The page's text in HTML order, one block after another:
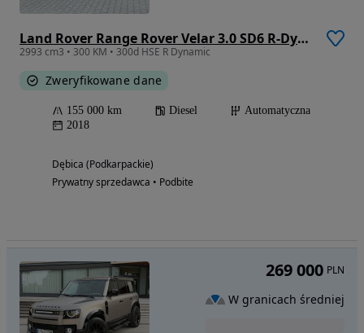
Land Rover Range Rover Velar 3.0 SD6 R-Dynamic HSE
2993 cm3 • 300 KM • 300d HSE R Dynamic
Zweryfikowane dane
155 000 km Diesel
Automatyczna
2018
Dębica (Podkarpackie)
Prywatny sprzedawca • Podbite
269 000 PLN
W granicach średniej